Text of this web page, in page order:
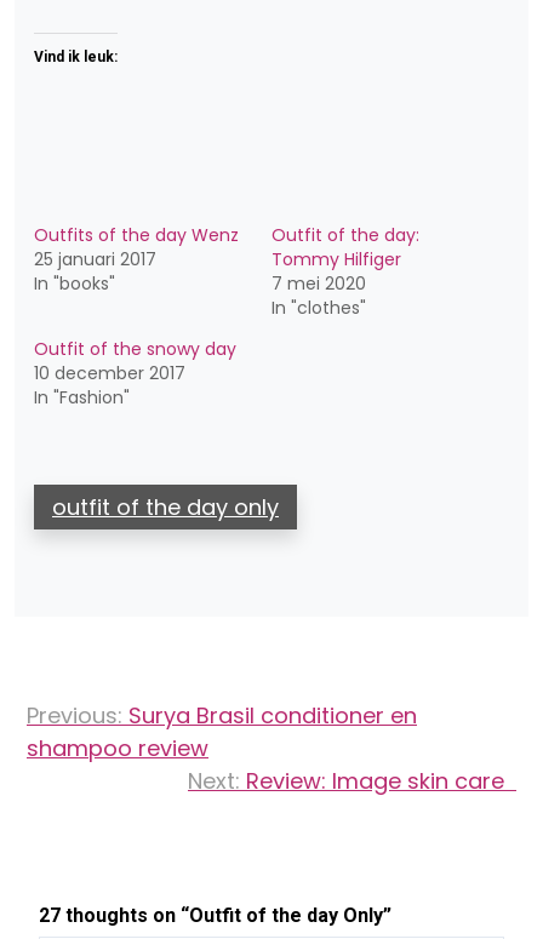
Vind ik leuk:
Outfits of the day Wenz
25 januari 2017
In "books"
Outfit of the day:
Tommy Hilfiger
7 mei 2020
In "clothes"
Outfit of the snowy day
10 december 2017
In "Fashion"
outfit of the day only
navigatie
Previous: Surya Brasil conditioner en
shampoo review
Next: Review: Image skin care
27 thoughts on “Outfit of the day Only”